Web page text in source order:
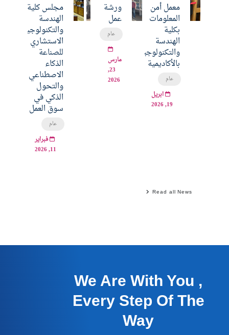
معمل أمن
المعلومات
بكلية
الهندسة
والتكنولوجيا
بالأكاديمية
عام
ابريل
19, 2026
ورشة
عمل
عام
مارس
23,
2026
مجلس كلية
الهندسة
والتكنولوجيا
الاستشاري
للصناعة
الذكاء
الاصطناعي
والتحول
الذكي في
سوق العمل
عام
فبراير
11, 2026
Read all News
We Are With You ,
Every Step Of The
Way